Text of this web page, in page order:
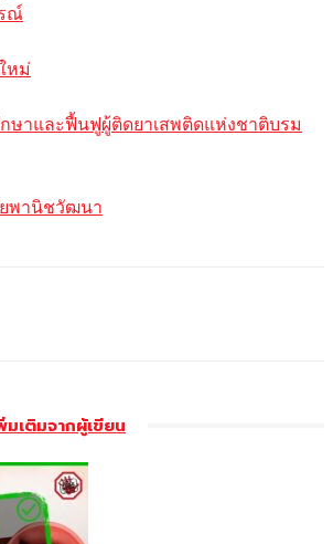
ณ์
หม่
ษาและฟื้นฟูผู้ติดยาเสพติดแห่งชาติบรม
พานิชวัฒนา
มเติมจากผู้เขียน